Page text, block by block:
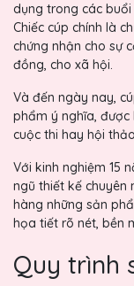
dụng trong các
Chiếc cúp chính là
chứng nhận cho sự
đồng, cho xã hội.
Và đến ngày nay,
phẩm ý nghĩa, được
cuộc thi hay hội
Với kinh nghiệm 15
ngũ thiết kế chuyên
hàng những sản
họa tiết rõ nét, bền
Quy trình